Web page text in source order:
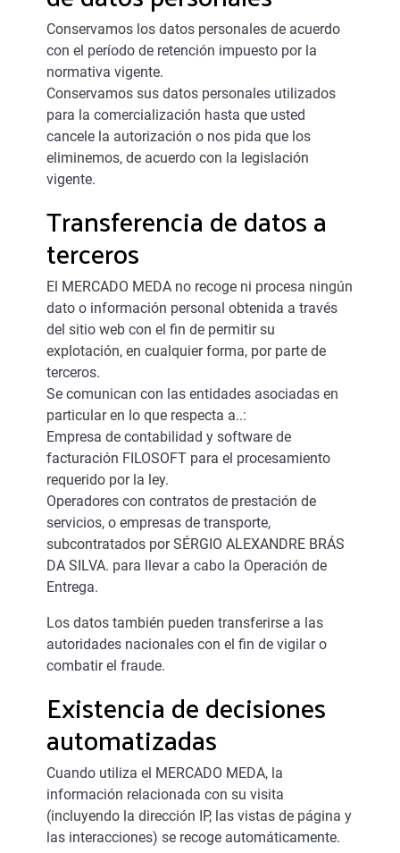
Conservamos los datos personales de acuerdo
con el período de retención impuesto por la
normativa vigente.
Conservamos sus datos personales utilizados
para la comercialización hasta que usted
cancele la autorización o nos pida que los
eliminemos, de acuerdo con la legislación
vigente.
Transferencia de datos a
terceros
El MERCADO MEDA no recoge ni procesa ningún
dato o información personal obtenida a través
del sitio web con el fin de permitir su
explotación, en cualquier forma, por parte de
terceros.
Se comunican con las entidades asociadas en
particular en lo que respecta a..:
Empresa de contabilidad y software de
facturación FILOSOFT para el procesamiento
requerido por la ley.
Operadores con contratos de prestación de
servicios, o empresas de transporte,
subcontratados por SÉRGIO ALEXANDRE BRÁS
DA SILVA. para llevar a cabo la Operación de
Entrega.
Los datos también pueden transferirse a las
autoridades nacionales con el fin de vigilar o
combatir el fraude.
Existencia de decisiones
automatizadas
Cuando utiliza el MERCADO MEDA, la
información relacionada con su visita
(incluyendo la dirección IP, las vistas de página y
las interacciones) se recoge automáticamente.